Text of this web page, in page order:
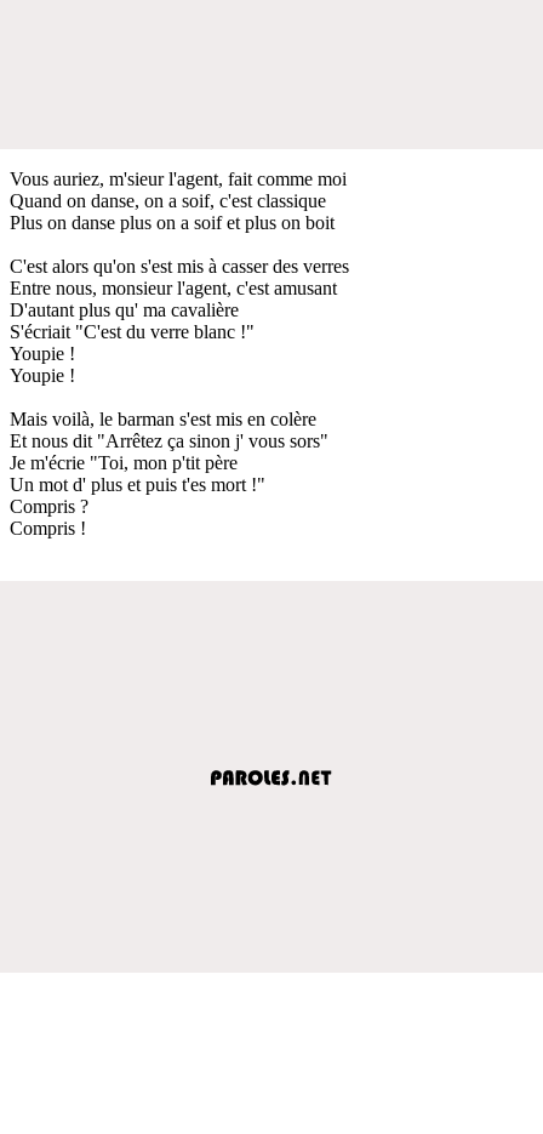
Vous auriez, m'sieur l'agent, fait comme moi
Quand on danse, on a soif, c'est classique
Plus on danse plus on a soif et plus on boit
C'est alors qu'on s'est mis à casser des verres
Entre nous, monsieur l'agent, c'est amusant
D'autant plus qu' ma cavalière
S'écriait "C'est du verre blanc !"
Youpie !
Youpie !
Mais voilà, le barman s'est mis en colère
Et nous dit "Arrêtez ça sinon j' vous sors"
Je m'écrie "Toi, mon p'tit père
Un mot d' plus et puis t'es mort !"
Compris ?
Compris !